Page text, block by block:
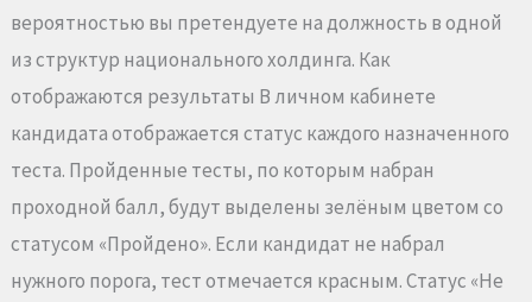
вероятностью вы претендуете на должность в одной
из структур национального холдинга. Как
отображаются результаты В личном кабинете
кандидата отображается статус каждого назначенного
теста. Пройденные тесты, по которым набран
проходной балл, будут выделены зелёным цветом со
статусом «Пройдено». Если кандидат не набрал
нужного порога, тест отмечается красным. Статус «Не